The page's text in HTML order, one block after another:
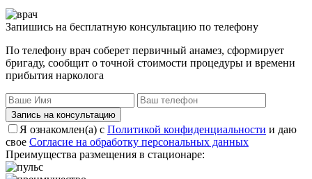
Запишись на бесплатную консультацию по телефону
По телефону врач соберет первичный анамез, сформирует
бригаду, сообщит о точной стоимости процедуры и времени
прибытия нарколога
Запись на консультацию
Я ознакомлен(а) с Политикой конфиденциальности и даю
свое Согласие на обработку персональных данных
Преимущества размещения в стационаре: